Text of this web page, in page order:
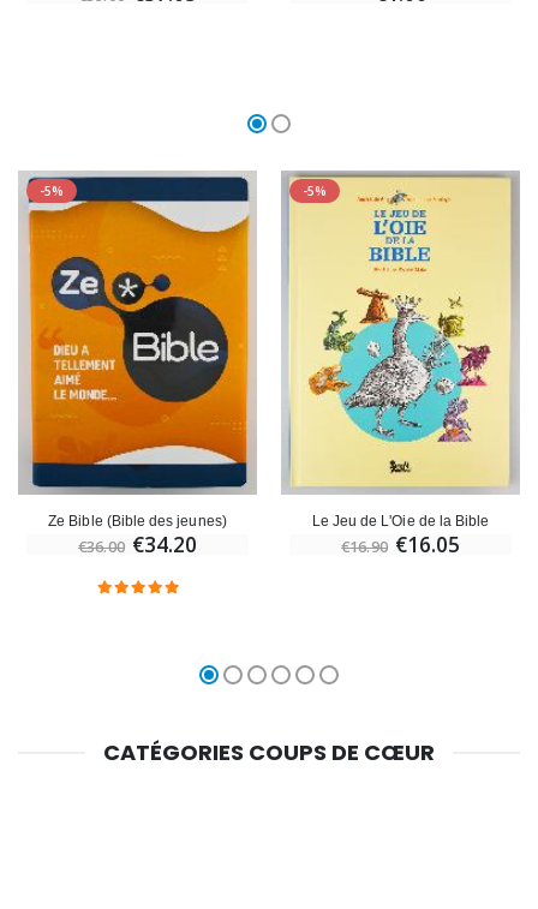
-5%
Ze Bible (Bible des jeunes)
€36.00 €34.20
-5%
Le Jeu de L'Oie de la Bible
€16.90 €16.05
CATÉGORIES COUPS DE CŒUR